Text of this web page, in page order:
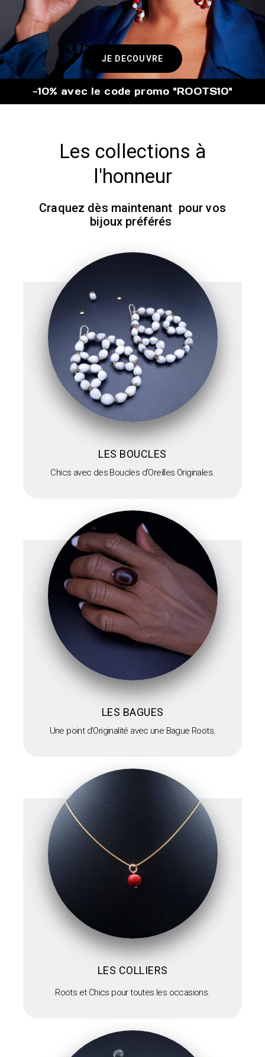
JE DECOUVRE
-10% avec le code promo "ROOTS10"
Les collections à
l'honneur
Craquez dès maintenant pour vos
bijoux préférés
LES BOUCLES
Chics avec des Boucles d’Oreilles Originales.
LES BAGUES
Une point d’Originalité avec une Bague Roots.
LES COLLIERS
Roots et Chics pour toutes les occasions.